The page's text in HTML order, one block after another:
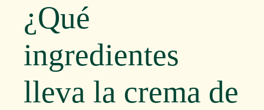
¿Qué
ingredientes
lleva la crema de